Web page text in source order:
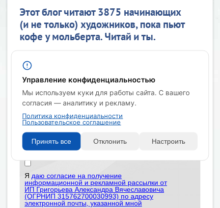
Этот блог читают 3875 начинающих
(и не только) художников, пока пьют
кофе у мольберта. Читай и ты.
Я согласенна обработку моих
Политикой в отношении обработки
персональных данных
Я даю согласие на получение
информационной и рекламной рассылки от
ИП Григорьева Александра Вячеславовича
(ОГРНИП 315762700030993) по адресу
электронной почты, указанной мной
Управление конфиденциальностью
Мы используем куки для работы сайта. С вашего
согласия — аналитику и рекламу.
Политика конфиденциальности
Пользовательское соглашение
Принять все Отклонить Настроить